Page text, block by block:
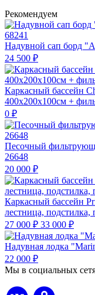
Рекомендуем
Надувной сап борд
24 500 ₽
Каркасный бассейн
400х200х100см +
0 ₽
Песочный
26648
20 000 ₽
Каркасный бассейн
лестница,
27 000 ₽ 33 000 ₽
Надувная лодка
22 000 ₽
Мы в социальных